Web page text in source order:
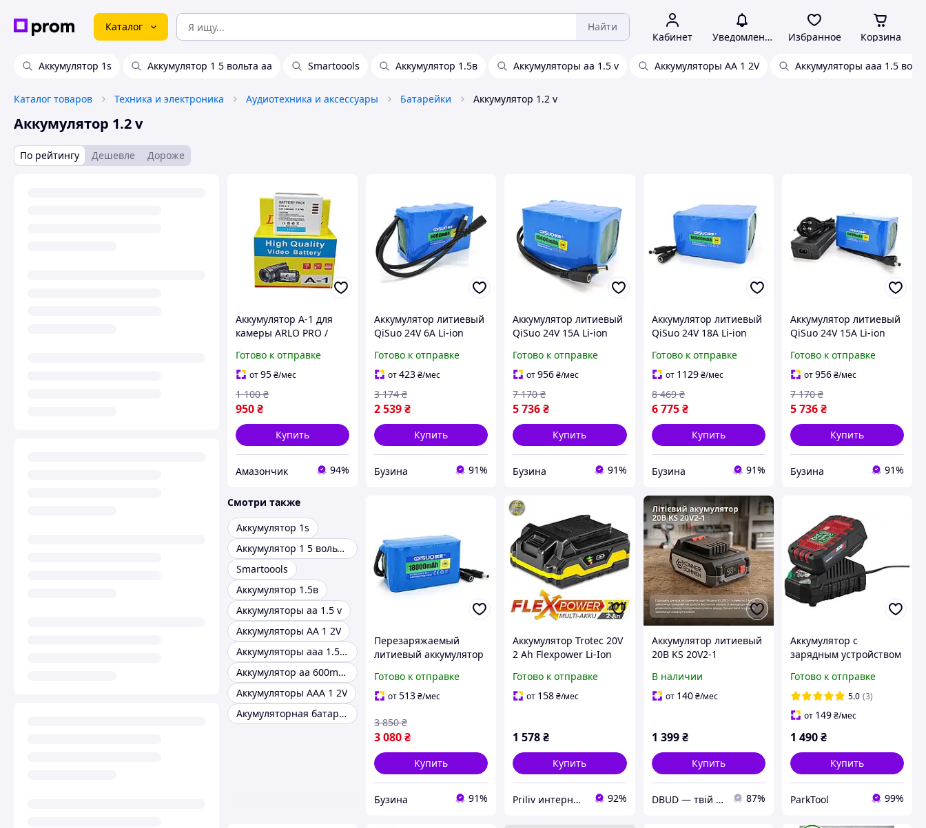
Каталог Найти
Кабинет Уведомления Избранное Корзина
Аккумулятор 1s Аккумулятор 1 5 вольта аа Smartoools Аккумулятор 1.5в Аккумуляторы аа 1.5 v Аккумуляторы AA 1 2V Аккумуляторы ааа 1.5
Каталог товаров Техника и электроника Аудиотехника и аксессуары Батарейки Аккумулятор 1.2 v
Аккумулятор 1.2 v
По рейтингу Дешевле Дороже
Аккумулятор A-1 для
камеры ARLO PRO /
2440mAh, сменный Li-
ion, белый
Готово к отправке
от95₴/мес
950₴
1 100 ₴
Купить
Амазончик 94%
Аккумулятор литиевый
QiSuo 24V 6A Li-ion
компактный 112x38x70
мм fresh
Готово к отправке
от423₴/мес
2 539₴
3 174 ₴
Купить
Бузина 91%
Аккумулятор литиевый
QiSuo 24V 15A Li-ion
мощный 119x94x67 мм
fresh
Готово к отправке
от956₴/мес
5 736₴
7 170 ₴
Купить
Бузина 91%
Аккумулятор литиевый
QiSuo 24V 18A Li-ion
большой 120x110x67
мм sea
Готово к отправке
от 1129 ₴/мес
6 775 ₴
8 469 ₴
Купить
Бузина 91%
Аккумулятор литиевый
QiSuo 24V 15A Li-ion
устройством 25.2V 3A
DC5.5x2.1 мощный
fresh
Готово к отправке
от956₴/мес
5 736₴
7 170 ₴
Купить
Бузина 91%
Смотри также
Аккумулятор 1s
Аккумулятор 1 5 вольта аа
Smartoools
Аккумулятор 1.5в
Аккумуляторы аа 1.5 v
Аккумуляторы AA 1 2V
Аккумуляторы ааа 1.5 вольта
Аккумулятор аа 600mah 1.2 v
Аккумуляторы AAA 1 2V
Акумуляторная батарея
Перезаряжаемый
литиевый аккумулятор
питания 12 В с
элементами DC 18650
Готово к отправке
от513₴/мес
3 080₴
3 850 ₴
Купить
Бузина 91%
Аккумулятор Trotec 20V
2 Ah Flexpower Li-Ion
быстрая зарядка 1 час
Готово к отправке
от 158₴/мес
1 578₴
Купить
Priliv интернет-магазин 92%
Аккумулятор литиевый
20В KS 20V2-1
В наличии
от 140 ₴/мес
1 399 ₴
Купить
DBUD — твій правильний вибір. 87%
Аккумулятор с
зарядным устройством
20V 2Ah новая модель
Готово к отправке
5.0 (3)
от 149₴/мес
1 490₴
Купить
ParkTool 99%